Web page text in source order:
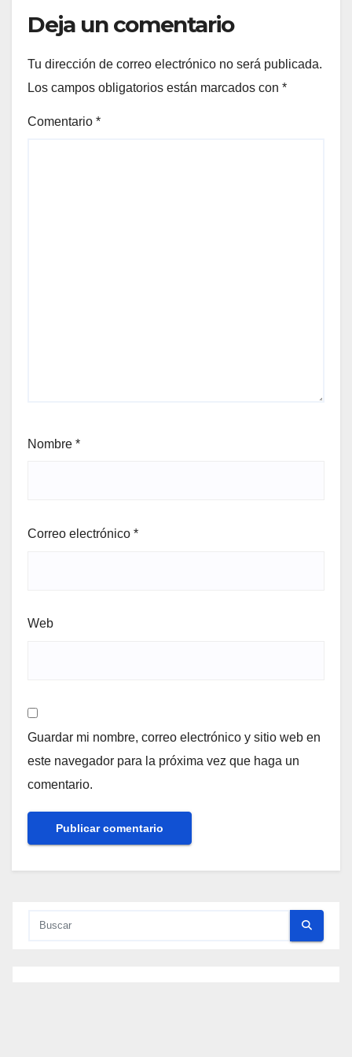
Deja un comentario
Tu dirección de correo electrónico no será publicada.
Los campos obligatorios están marcados con *
Comentario *
Nombre *
Correo electrónico *
Web
Guardar mi nombre, correo electrónico y sitio web en
este navegador para la próxima vez que haga un
comentario.